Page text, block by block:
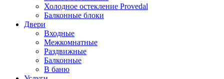
Холодное остекление Provedal
Балконные блоки
Двери
Входные
Межкомнатные
Раздвижные
Балконные
В баню